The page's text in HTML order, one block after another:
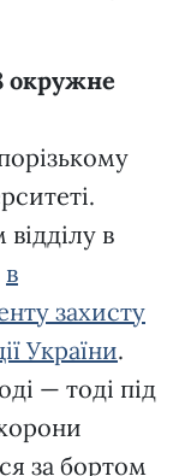
окружне
в
в
захисту
України.
— тоді під
за бортом